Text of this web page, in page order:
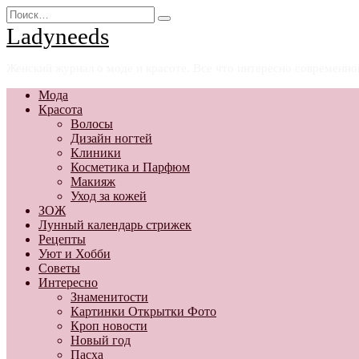
Перейти
к
содержанию
Search
for:
Ladyneeds
Мода
Красота
Волосы
Дизайн ногтей
Клиники
Косметика и Парфюм
Макияж
Уход за кожей
ЗОЖ
Лунный календарь стрижек
Рецепты
Уют и Хобби
Советы
Интересно
Знаменитости
Картинки Открытки Фото
Кроп новости
Новый год
Пасха